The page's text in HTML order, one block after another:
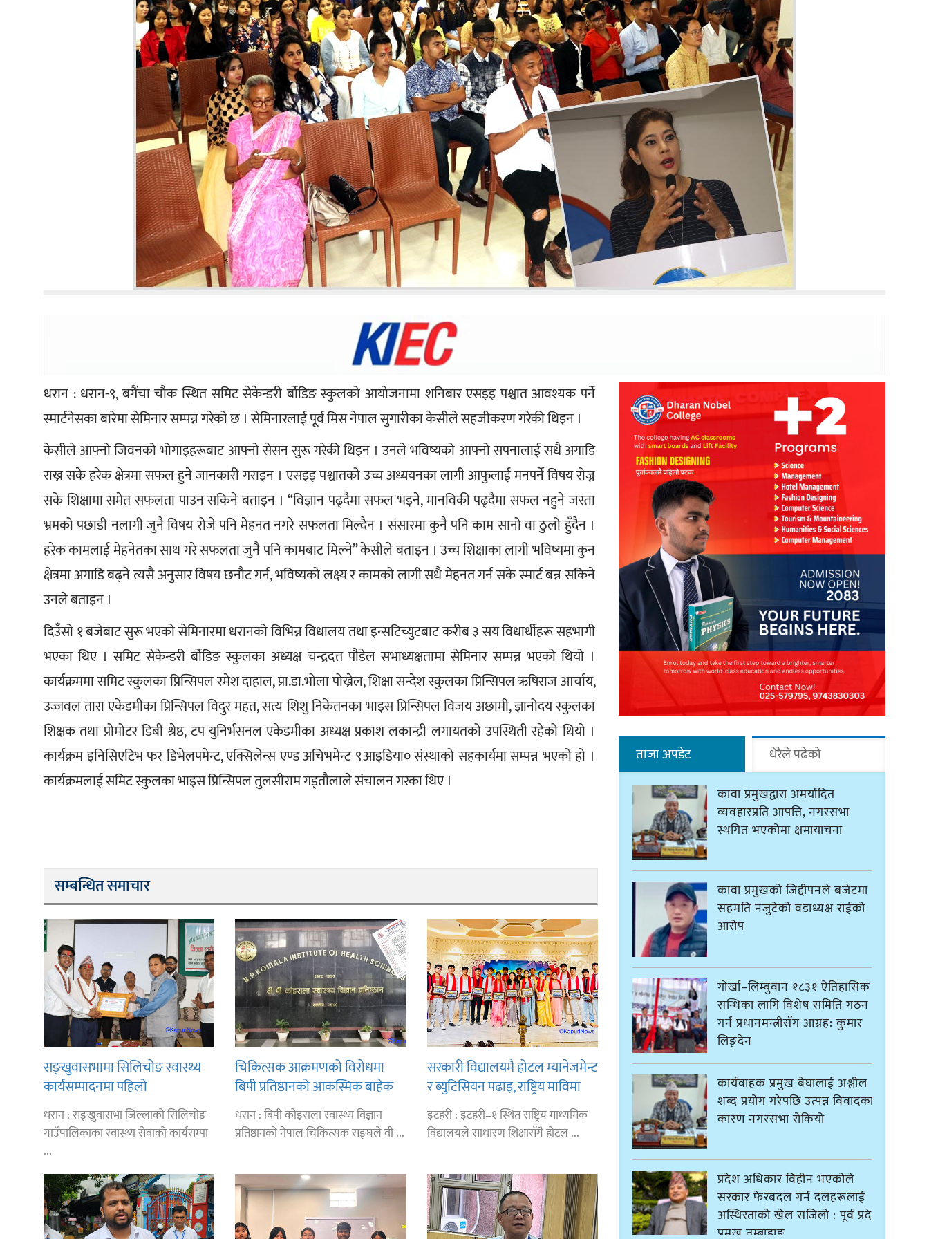
धरान : धरान-९, बगैंचा चौक स्थित समिट सेकेन्डरी र्बोडिङ स्कुलको आयोजनामा शनिबार एसइइ पश्चात आवश्यक पर्ने
स्मार्टनेसका बारेमा सेमिनार सम्पन्न गरेको छ । सेमिनारलाई पूर्व मिस नेपाल सुगारीका केसीले सहजीकरण गरेकी थिइन ।
केसीले आफ्नो जिवनको भोगाइहरूबाट आफ्नो सेसन सुरू गरेकी थिइन । उनले भविष्यको आफ्नो सपनालाई सधै अगाडि
राख्न सके हरेक क्षेत्रमा सफल हुने जानकारी गराइन । एसइइ पश्चातको उच्च अध्ययनका लागी आफुलाई मनपर्ने विषय रोज्न
सके शिक्षामा समेत सफलता पाउन सकिने बताइन । “विज्ञान पढ्दैमा सफल भइने, मानविकी पढ्दैमा सफल नहुने जस्ता
भ्रमको पछाडी नलागी जुनै विषय रोजे पनि मेहनत नगरे सफलता मिल्दैन । संसारमा कुनै पनि काम सानो वा ठुलो हुँदैन ।
हरेक कामलाई मेहनेतका साथ गरे सफलता जुनै पनि कामबाट मिल्ने” केसीले बताइन । उच्च शिक्षाका लागी भविष्यमा कुन
क्षेत्रमा अगाडि बढ्ने त्यसै अनुसार विषय छनौट गर्न, भविष्यको लक्ष्य र कामको लागी सधै मेहनत गर्न सके स्मार्ट बन्न सकिने
उनले बताइन ।
दिउँसो १ बजेबाट सुरू भएको सेमिनारमा धरानको विभिन्न विधालय तथा इन्सटिच्युटबाट करीब ३ सय विधार्थीहरू सहभागी
भएका थिए । समिट सेकेन्डरी र्बोडिङ स्कुलका अध्यक्ष चन्द्रदत्त पौडेल सभाध्यक्षतामा सेमिनार सम्पन्न भएको थियो ।
कार्यक्रममा समिट स्कुलका प्रिन्सिपल रमेश दाहाल, प्रा.डा.भोला पोख्रेल, शिक्षा सन्देश स्कुलका प्रिन्सिपल ऋषिराज आर्चाय,
उज्जवल तारा एकेडमीका प्रिन्सिपल विदुर महत, सत्य शिशु निकेतनका भाइस प्रिन्सिपल विजय अछामी, ज्ञानोदय स्कुलका
शिक्षक तथा प्रोमोटर डिबी श्रेष्ठ, टप युनिर्भसनल एकेडमीका अध्यक्ष प्रकाश लकान्द्री लगायतको उपस्थिती रहेको थियो ।
कार्यक्रम इनिसिएटिभ फर डिभेलपमेन्ट, एक्सिलेन्स एण्ड अचिभमेन्ट ९आइडिया० संस्थाको सहकार्यमा सम्पन्न भएको हो ।
कार्यक्रमलाई समिट स्कुलका भाइस प्रिन्सिपल तुलसीराम गड्तौलाले संचालन गरका थिए ।
सम्बन्धित समाचार
सङ्खुवासभामा सिलिचोङ स्वास्थ्य
कार्यसम्पादनमा पहिलो
धरान : सङ्खुवासभा जिल्लाको सिलिचोङ
गाउँपालिकाका स्वास्थ्य सेवाको कार्यसम्पा
...
चिकित्सक आक्रमणको विरोधमा
बिपी प्रतिष्ठानको आकस्मिक बाहेक
सबै सेवा बन्द
धरान : बिपी कोइराला स्वास्थ्य विज्ञान
प्रतिष्ठानको नेपाल चिकित्सक सङ्घले वी ...
सरकारी विद्यालयमै होटल म्यानेजमेन्ट
र ब्युटिसियन पढाइ, राष्ट्रिय माविमा
विद्यार्थीको आकर्षण बढ्दो
इटहरी : इटहरी–१ स्थित राष्ट्रिय माध्यमिक
विद्यालयले साधारण शिक्षासँगै होटल ...
ताजा अपडेट धेरैले पढेको
कावा प्रमुखद्वारा अमर्यादित
व्यवहारप्रति आपत्ति, नगरसभा
स्थगित भएकोमा क्षमायाचना
कावा प्रमुखको जिद्दीपनले बजेटमा
सहमति नजुटेको वडाध्यक्ष राईको
आरोप
गोर्खा–लिम्बुवान १८३१ ऐतिहासिक
सन्धिका लागि विशेष समिति गठन
गर्न प्रधानमन्त्रीसँग आग्रह: कुमार
लिङ्देन
कार्यवाहक प्रमुख बेघालाई अश्लील
शब्द प्रयोग गरेपछि उत्पन्न विवादका
कारण नगरसभा रोकियो
प्रदेश अधिकार विहीन भएकोले
सरकार फेरबदल गर्न दलहरूलाई
अस्थिरताको खेल सजिलो : पूर्व प्रदेश
प्रमुख तुम्बाहाङ